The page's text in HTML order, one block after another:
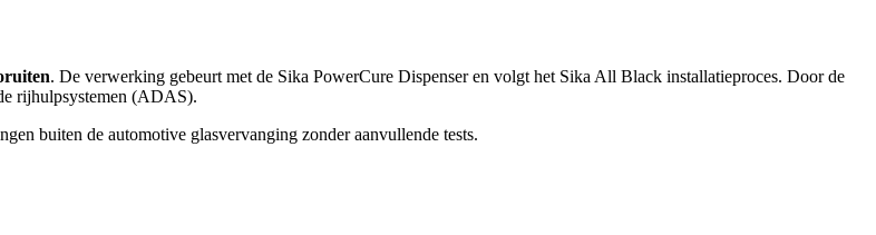
. De verwerking gebeurt met de Sika PowerCure Dispenser en volgt het Sika All Black installatieproces. Door de
rijhulpsystemen (ADAS).
buiten de automotive glasvervanging zonder aanvullende tests.